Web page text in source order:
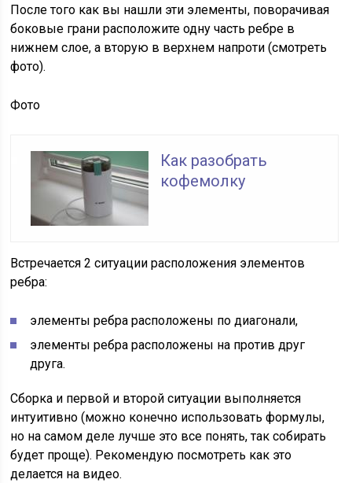
После того как вы нашли эти элементы, поворачивая
боковые грани расположите одну часть ребре в
нижнем слое, а вторую в верхнем напроти (смотреть
фото).
Фото
Как разобрать
кофемолку
Встречается 2 ситуации расположения элементов
ребра:
элементы ребра расположены по диагонали,
элементы ребра расположены на против друг
друга.
Сборка и первой и второй ситуации выполняется
интуитивно (можно конечно использовать формулы,
но на самом деле лучше это все понять, так собирать
будет проще). Рекомендую посмотреть как это
делается на видео.